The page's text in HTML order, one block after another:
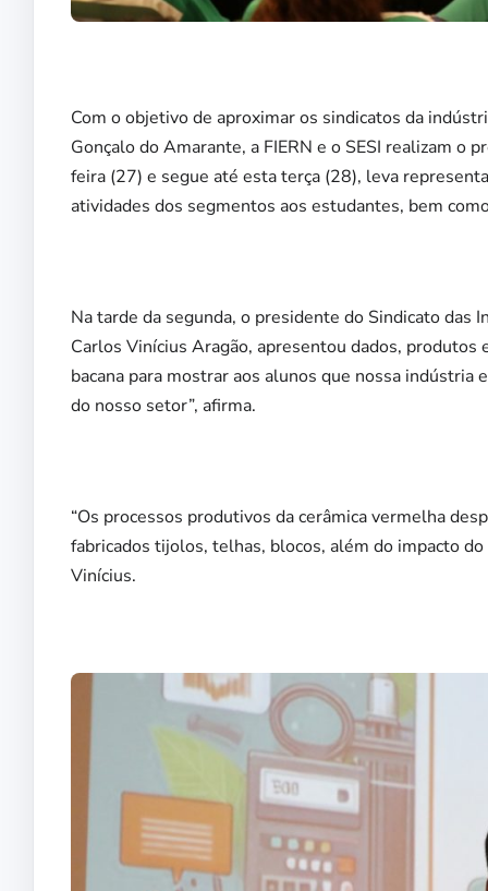
Com o objetivo de aproximar os sindicatos da
Gonçalo do Amarante, a FIERN e o SESI realizam o
feira (27) e segue até esta terça (28), leva
atividades dos segmentos aos estudantes, bem
Na tarde da segunda, o presidente do Sindicato das
Carlos Vinícius Aragão, apresentou dados,
bacana para mostrar aos alunos que nossa
do nosso setor”, afirma.
“Os processos produtivos da cerâmica vermelha
fabricados tijolos, telhas, blocos, além do impacto
Vinícius.